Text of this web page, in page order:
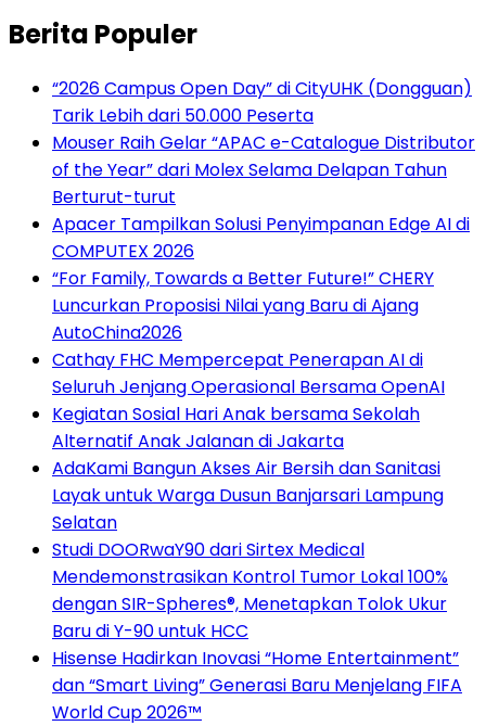
Berita Populer
“2026 Campus Open Day” di CityUHK (Dongguan)
Tarik Lebih dari 50.000 Peserta
Mouser Raih Gelar “APAC e-Catalogue Distributor
of the Year” dari Molex Selama Delapan Tahun
Berturut-turut
Apacer Tampilkan Solusi Penyimpanan Edge AI di
COMPUTEX 2026
“For Family, Towards a Better Future!” CHERY
Luncurkan Proposisi Nilai yang Baru di Ajang
AutoChina2026
Cathay FHC Mempercepat Penerapan AI di
Seluruh Jenjang Operasional Bersama OpenAI
Kegiatan Sosial Hari Anak bersama Sekolah
Alternatif Anak Jalanan di Jakarta
AdaKami Bangun Akses Air Bersih dan Sanitasi
Layak untuk Warga Dusun Banjarsari Lampung
Selatan
Studi DOORwaY90 dari Sirtex Medical
Mendemonstrasikan Kontrol Tumor Lokal 100%
dengan SIR-Spheres®, Menetapkan Tolok Ukur
Baru di Y-90 untuk HCC
Hisense Hadirkan Inovasi “Home Entertainment”
dan “Smart Living” Generasi Baru Menjelang FIFA
World Cup 2026™